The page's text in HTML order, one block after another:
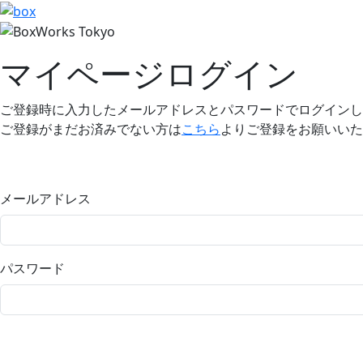
マイページログイン
ご登録時に入力したメールアドレスとパスワードでログイン
ご登録がまだお済みでない方はこちらよりご登録をお願いい
メールアドレス
パスワード